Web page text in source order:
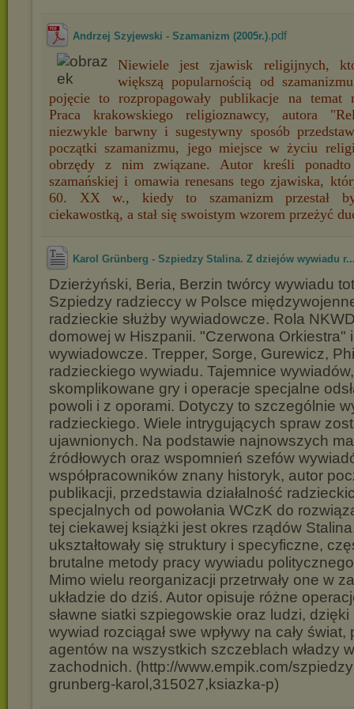
Andrzej Szyjewski - Szamanizm (2005r.).pdf
Niewiele jest zjawisk religijnych,
większą popularnością od
pojęcie to rozpropagowały publikacje na temat
Praca krakowskiego religioznawcy, autora
niezwykle barwny i sugestywny sposób
początki szamanizmu, jego miejsce w życiu
obrzędy z nim związane. Autor kreśli
szamańskiej i omawia renesans tego zjawiska,
60. XX w., kiedy to szamanizm przestał
ciekawostką, a stał się swoistym wzorem przeżyć
Karol Grünberg - Szpiedzy Stalina. Z dziejów wywiadu
Dzierżyński, Beria, Berzin twórcy wywiadu
Szpiedzy radzieccy w Polsce
radzieckie służby wywiadowcze. Rola
domowej w Hiszpanii. "Czerwona Orkiestra"
wywiadowcze. Trepper, Sorge, Gurewicz,
radzieckiego wywiadu. Tajemnice
skomplikowane gry i operacje specjalne
powoli i z oporami. Dotyczy to szczególnie
radzieckiego. Wiele intrygujących spraw
ujawnionych. Na podstawie najnowszych
źródłowych oraz wspomnień szefów
współpracowników znany historyk, autor
publikacji, przedstawia działalność
specjalnych od powołania WCzK do
tej ciekawej książki jest okres rządów
ukształtowały się struktury i specyficzne,
brutalne metody pracy wywiadu
Mimo wielu reorganizacji przetrwały one w
układzie do dziś. Autor opisuje różne
sławne siatki szpiegowskie oraz ludzi,
wywiad rozciągał swe wpływy na cały świat,
agentów na wszystkich szczeblach władzy
zachodnich. (http://www.empik.com/
grunberg-karol,315027,ksiazka-p)